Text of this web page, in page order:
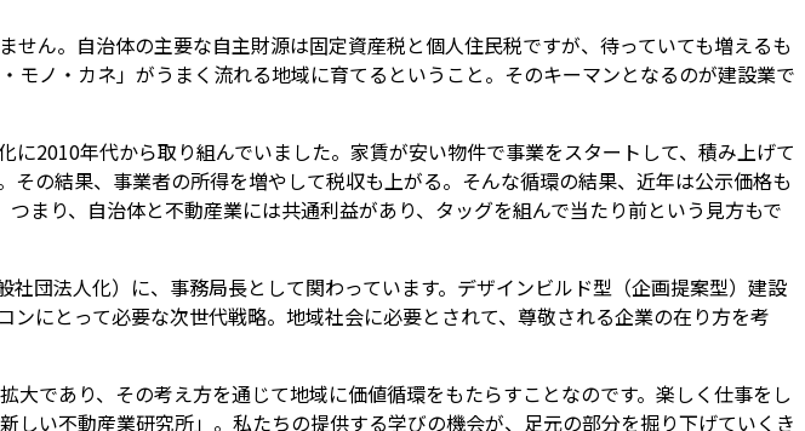
ん。自治体の主要な自主財源は固定資産税と個人住民税ですが、待っていても増えるも
ノ・カネ」がうまく流れる地域に育てるということ。そのキーマンとなるのが建設業で
2010年代から取り組んでいました。家賃が安い物件で事業をスタートして、積み上げて
の結果、事業者の所得を増やして税収も上がる。そんな循環の結果、近年は公示価格も
まり、自治体と不動産業には共通利益があり、タッグを組んで当たり前という見方もで
団法人化）に、事務局長として関わっています。デザインビルド型（企画提案型）建設
にとって必要な次世代戦略。地域社会に必要とされて、尊敬される企業の在り方を考
であり、その考え方を通じて地域に価値循環をもたらすことなのです。楽しく仕事をし
い不動産業研究所」。私たちの提供する学びの機会が、足元の部分を掘り下げていくき